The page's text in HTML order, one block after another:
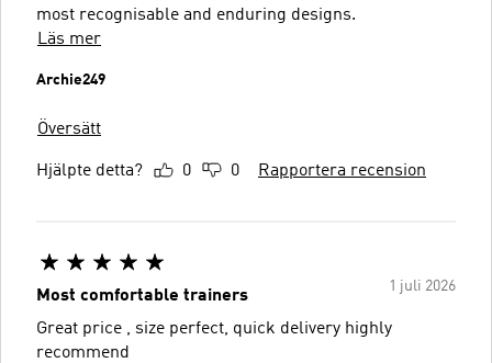
most recognisable and enduring designs.
Läs mer
Archie249
Översätt
Hjälpte detta? 0 0 Rapportera recension
1 juli 2026
Most comfortable trainers
Great price , size perfect, quick delivery highly
recommend